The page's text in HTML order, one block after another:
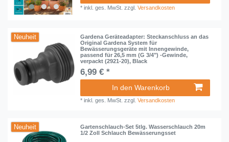
*inkl. ges. MwSt. zzgl.Versandkosten
Neuheit
Gardena Geräteadapter: Steckanschluss an das
Original Gardena System für
Bewässerungsgeräte mit Innengewinde,
passend für 26,5 mm (G 3/4") -Gewinde,
verpackt (2921-20), Black
6,99 € *
In den Warenkorb
*inkl. ges. MwSt. zzgl.Versandkosten
Neuheit
Gartenschlauch-Set 5tlg. Wasserschlauch 20m
1/2 Zoll Schlauch Bewässerungsset